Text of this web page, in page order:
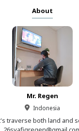
About
Mr. Regen
Indonesia
traverse both land and